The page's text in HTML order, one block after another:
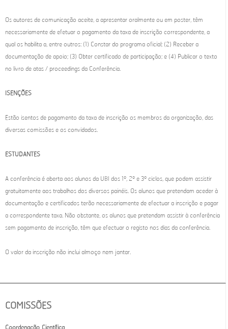
Os autores de comunicação aceite, a apresentar oralmente ou em poster, têm
necessariamente de efetuar o pagamento da taxa de inscrição correspondente, a
qual os habilita a, entre outros: (1) Constar do programa oficial; (2) Receber a
documentação de apoio; (3) Obter certificado de participação; e (4) Publicar o texto
no livro de atas / proceedings da Conferência.
ISENÇÕES
Estão isentos de pagamento da taxa de inscrição os membros da organização, das
diversas comissões e os convidados.
ESTUDANTES
A conferência é aberta aos alunos da UBI dos 1º, 2º e 3º ciclos, que podem assistir
gratuitamente aos trabalhos dos diversos painéis. Os alunos que pretendam aceder à
documentação e certificados terão necessariamente de efectuar a inscrição e pagar
a correspondente taxa. Não obstante, os alunos que pretendam assistir à conferência
sem pagamento de inscrição, têm que efectuar o registo nos dias da conferência.
O valor da inscrição não inclui almoço nem jantar.
COMISSÕES
Coordenação Científica